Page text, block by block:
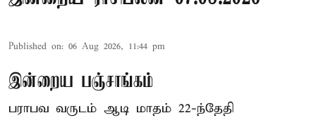
Published on: 06 Aug 2026, 11:44 pm
இன்றைய பஞ்சாங்கம்
பராபவ வருடம் ஆடி மாதம் 22-ந்தேதி